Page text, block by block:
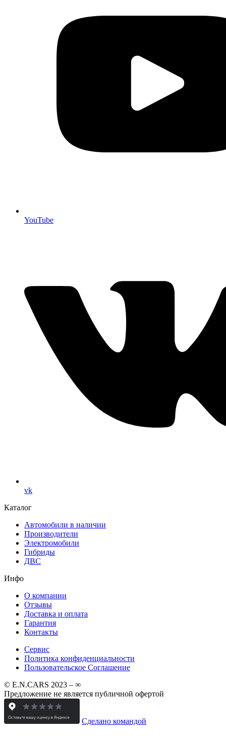
YouTube
vk
Каталог
Автомобили в наличии
Производители
Электромобили
Гибриды
ДВС
Инфо
О компании
Отзывы
Доставка и оплата
Гарантия
Контакты
Сервис
Политика конфиденциальности
Пользовательское Соглашение
© E.N.CARS 2023 – ∞
Предложение не является публичной офертой
Сделано командой